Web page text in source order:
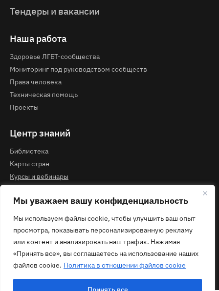
Мы уважаем вашу конфиденциальность
Мы используем файлы cookie, чтобы улучшить ваш опыт
просмотра, показывать персонализированную рекламу
или контент и анализировать наш трафик. Нажимая
«Принять все», вы соглашаетесь на использование наших
файлов cookie. Политика в отношении файлов cookie
Тендеры и вакансии
Наша работа
Здоровье ЛГБТ-сообщества
Мониторинг под руководством сообществ
Права человека
Техническая помощь
Проекты
Центр знаний
Библиотека
Карты стран
Курсы и вебинары
Контакты
Политика конфиденциальности
contact@ecom.ngo
© 2026 ECOM